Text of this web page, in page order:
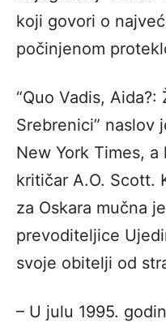
koji govori o
počinjenom
“Quo Vadis,
Srebrenici” naslov
New York Times,
kritičar A.O. Scott.
za Oskara mučna
prevoditeljice
svoje obitelji od
– U julu 1995.